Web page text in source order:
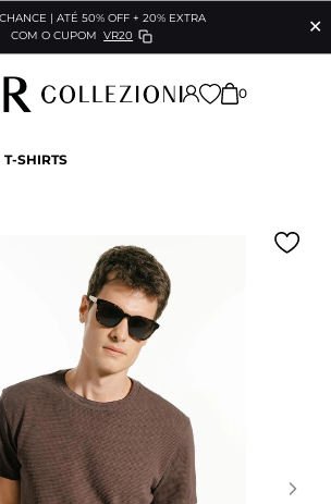
| ATÉ 50% OFF + 20% EXTRA
COM O CUPOM VR20 ✕
0
T-SHIRTS